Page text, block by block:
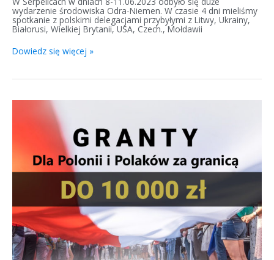
wydarzenie środowiska Odra-Niemen. W czasie 4 dni mieliśmy
spotkanie z polskimi delegacjami przybyłymi z Litwy, Ukrainy,
Białorusi, Wielkiej Brytanii, USA, Czech., Mołdawii
Dowiedz się więcej »
Konkurs